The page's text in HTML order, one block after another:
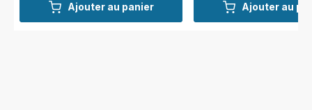
Ajouter au panier Ajouter au